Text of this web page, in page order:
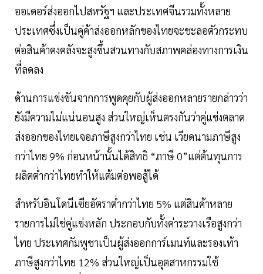
ออเดอร์ส่งออกไปสหรัฐฯ และประเทศจีนรวมทั้งหลาย
ประเทศซึ่งเป็นคู่ค้าส่งออกหลักของไทยจะชะลอตัวกระทบ
ต่อสินค้าคงคลังจะสูงขึ้นสวนทางกับสภาพคล่องทางการเงิน
ที่ลดลง
ด้านการแข่งขันจากการพูดคุยกับผู้ส่งออกหลายรายกล่าวว่า
ยังมีความไม่แน่นอนสูง ส่วนใหญ่เห็นตรงกันว่าคู่แข่งตลาด
ส่งออกของไทยเจอภาษีสูงกว่าไทย เช่น เวียดนามภาษีสูง
กว่าไทย 9% ก่อนหน้านั้นได้สิทธิ “ภาษี 0”แต่ต้นทุนการ
ผลิตต่ำกว่าไทยทำให้แต้มต่อพอสู้ได้
สำหรับอินโดนีเซียอัตราต่ำกว่าไทย 5% แต่สินค้าหลาย
รายการไม่ใช่คู่แข่งหลัก ประกอบกับทั้งค่าระวางเรือสูงกว่า
ไทย ประเทศกัมพูชาเป็นผู้ส่งออกการ์เมนท์และรองเท้า
ภาษีสูงกว่าไทย 12% ส่วนใหญ่เป็นอุตสาหกรรมใช้